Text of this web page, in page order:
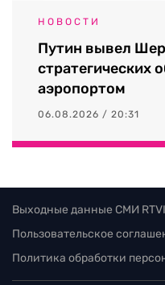
НОВОСТИ
Путин вывел
стратегических
аэропортом
06.08.2026 / 20:31
Выходные данные СМИ RTVI
Пользовательское
Политика обработки